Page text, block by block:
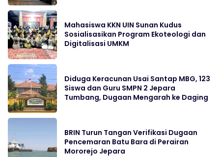
Mahasiswa KKN UIN Sunan Kudus
Sosialisasikan Program Ekoteologi dan
Digitalisasi UMKM
Diduga Keracunan Usai Santap MBG, 123
Siswa dan Guru SMPN 2 Jepara
Tumbang, Dugaan Mengarah ke Daging
BRIN Turun Tangan Verifikasi Dugaan
Pencemaran Batu Bara di Perairan
Mororejo Jepara